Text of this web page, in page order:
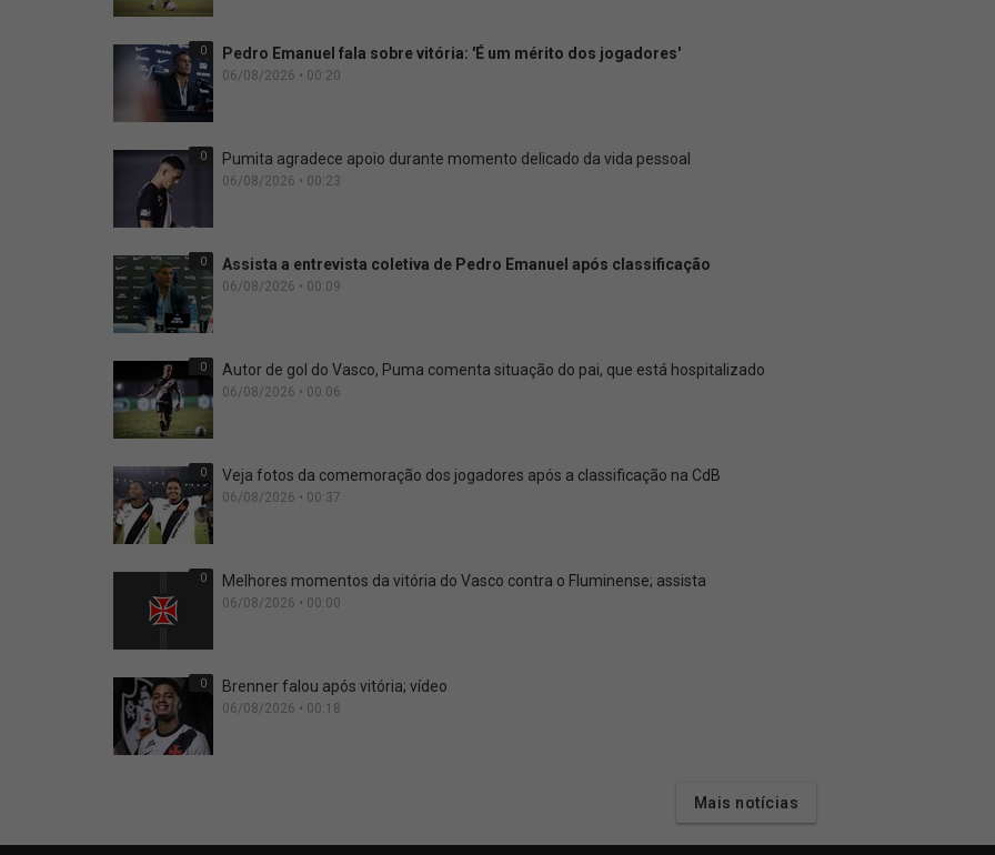
0 Pedro Emanuel fala sobre vitória: 'É um mérito dos jogadores'
06/08/2026 • 00:20
0 Pumita agradece apoio durante momento delicado da vida pessoal
06/08/2026 • 00:23
0 Assista a entrevista coletiva de Pedro Emanuel após classificação
06/08/2026 • 00:09
0 Autor de gol do Vasco, Puma comenta situação do pai, que está hospitalizado
06/08/2026 • 00:06
0 Veja fotos da comemoração dos jogadores após a classificação na CdB
06/08/2026 • 00:37
0 Melhores momentos da vitória do Vasco contra o Fluminense; assista
06/08/2026 • 00:00
0 Brenner falou após vitória; vídeo
06/08/2026 • 00:18
Mais notícias